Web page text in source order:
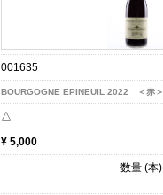
001635
BOURGOGNE EPINEUIL 2022 ＜赤＞
△
¥ 5,000
数量 (本)